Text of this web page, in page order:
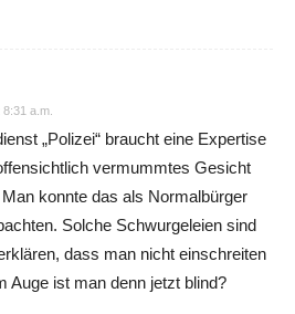
a.m.
„Polizei“ braucht eine Expertise
vermummtes Gesicht
konnte das als Normalbürger
Solche Schwurgeleien sind
dass man nicht einschreiten
Auge ist man denn jetzt blind?